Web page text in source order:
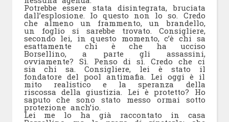
Potrebbe essere stata disintegrata, bruciata
dall’esplosione. Io questo non lo so. Credo
che almeno un frammento, un brandello,
un foglio si sarebbe trovato. Consigliere,
secondo lei, in questo momento, c’è chi sa
esattamente chi è che ha ucciso
Borsellino, a parte gli assassini,
ovviamente? Sì. Penso di sì. Credo che ci
sia chi sa. Consigliere, lei è stato il
fondatore del pool antimafia. Lei oggi è il
mito realistico e la speranza della
riscossa della giustizia. Lei è protetto? Ho
saputo che sono stato messo ormai sotto
protezione anch’io.
Lei me lo ha già raccontato in casa